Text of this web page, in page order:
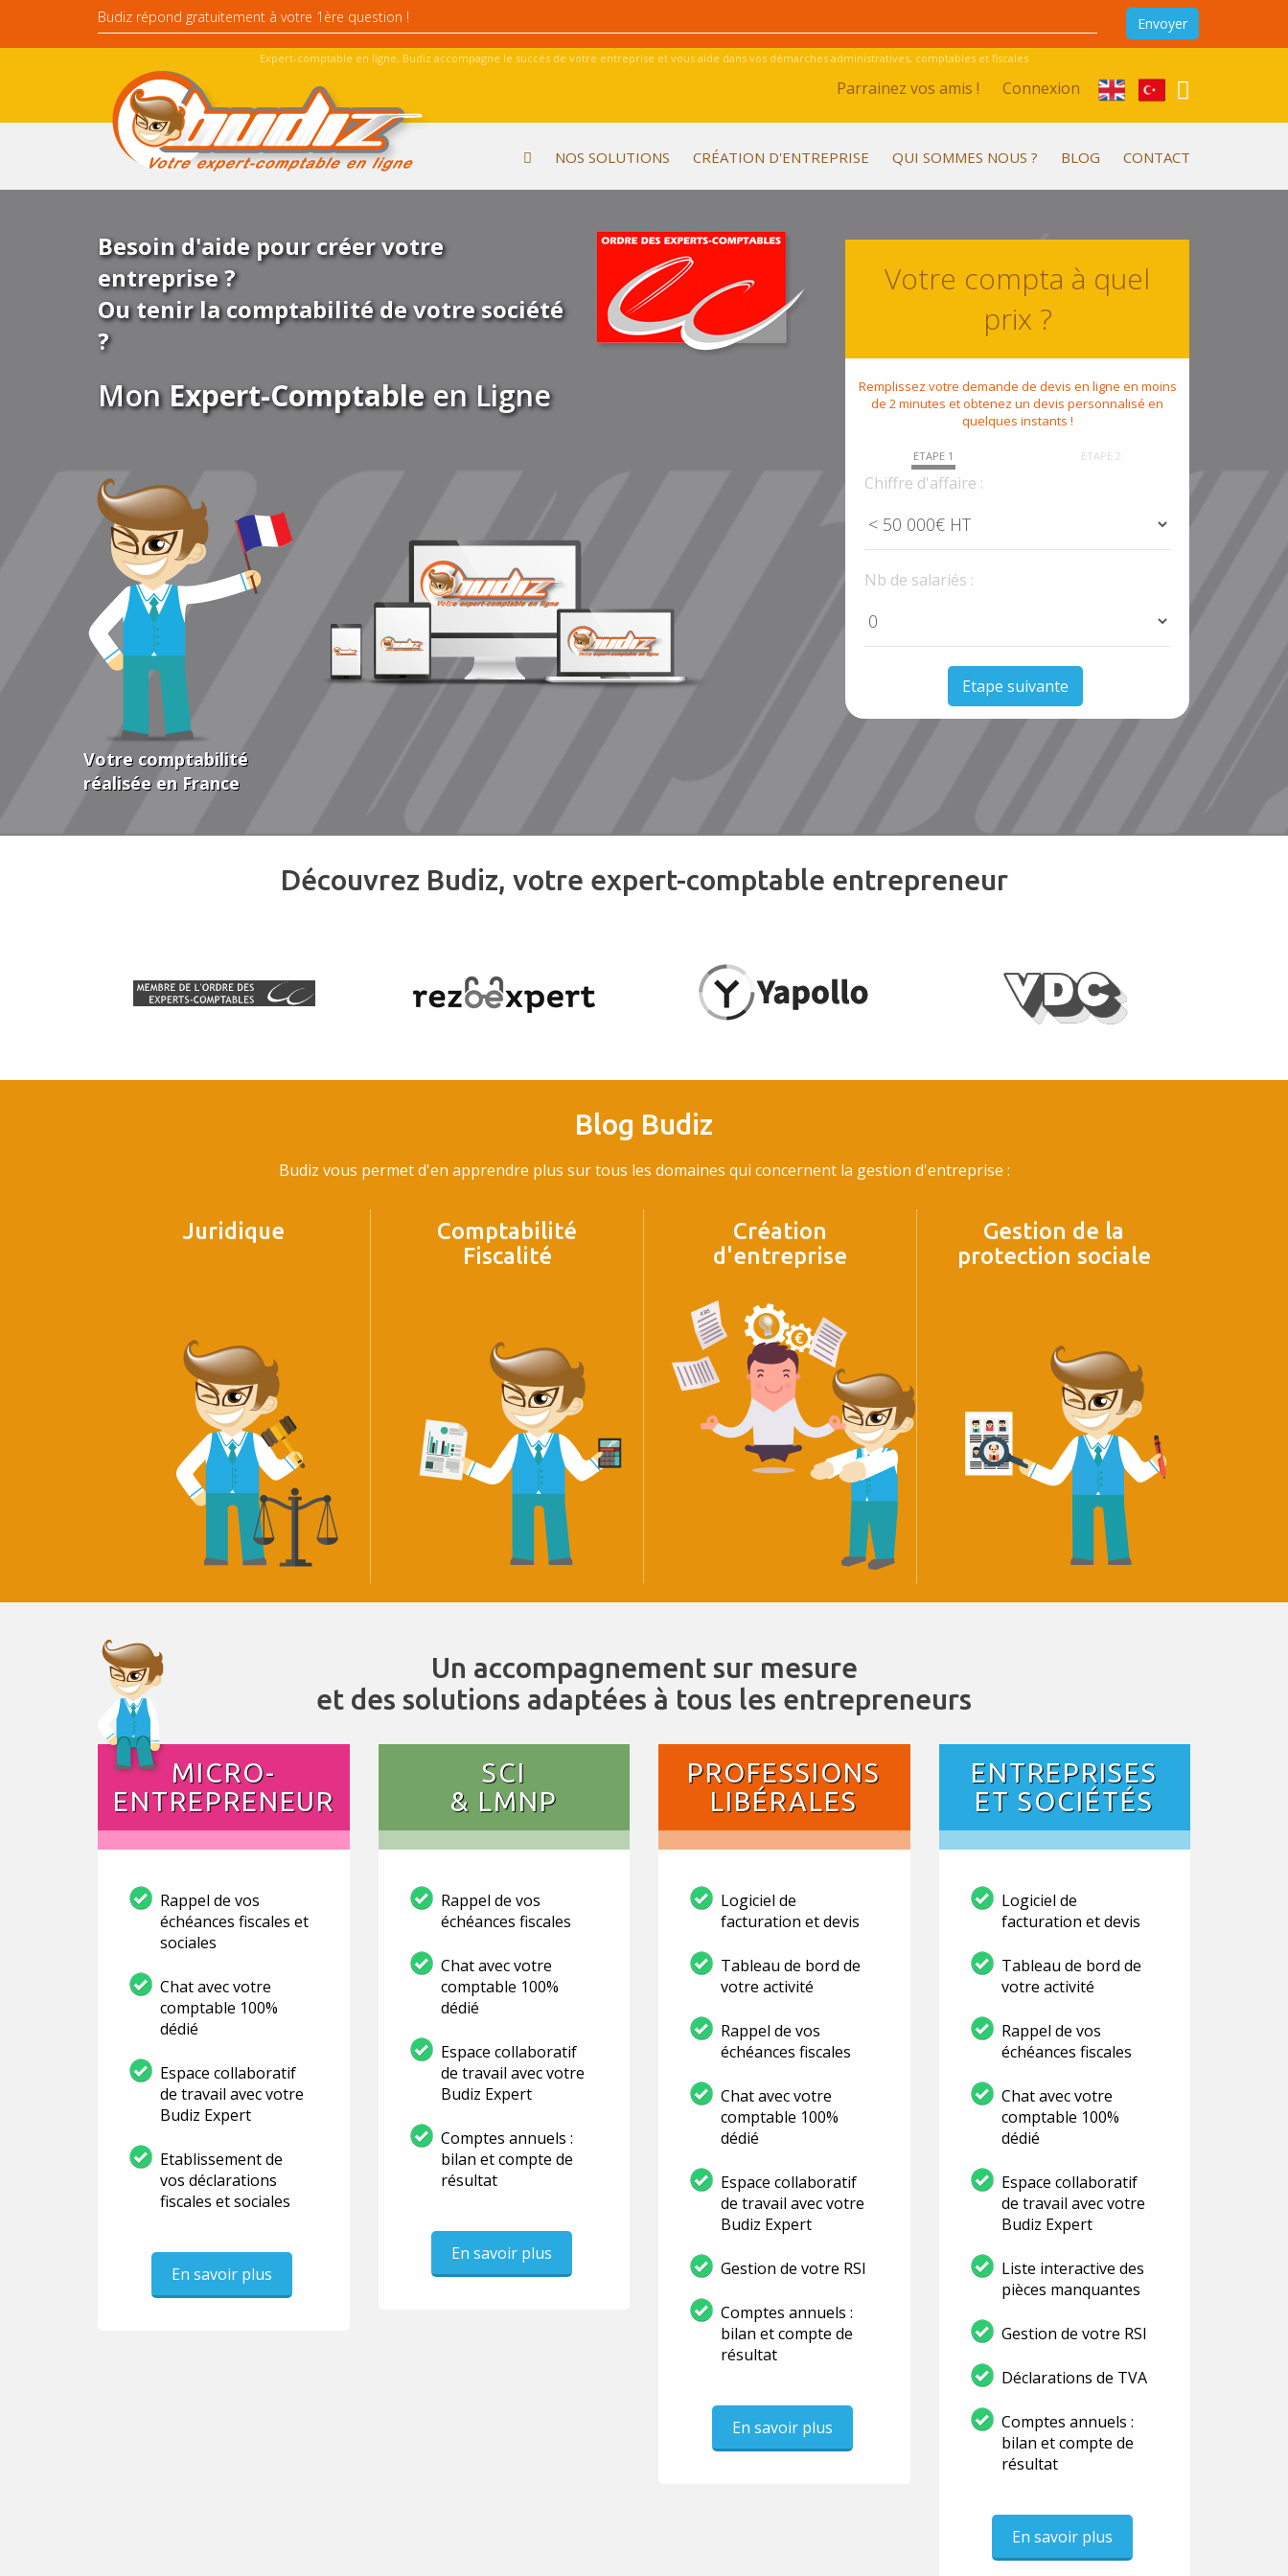
Expert-comptable en ligne, Budiz accompagne le succès de votre entreprise et vous aide dans vos démarches administratives, comptables et fiscales
Parrainez vos amis ! Connexion
NOS SOLUTIONS CRÉATION D'ENTREPRISE QUI SOMMES NOUS ? BLOG CONTACT
Besoin d'aide pour créer votre
entreprise ?
Ou tenir la comptabilité de votre société
?
Mon Expert-Comptableen Ligne
Votre comptabilité
réalisée en France
Votre compta à quel
prix ?
Remplissez votre demande de devis en ligne en moins
de 2 minutes et obtenez un devis personnalisé en
quelques instants !
ETAPE 1 ETAPE 2
Chiffre d'affaire :
Nb de salariés :
Etape suivante
Découvrez Budiz, votre expert-comptable entrepreneur
Blog Budiz
Budiz vous permet d'en apprendre plus sur tous les domaines qui concernent la gestion d'entreprise :
Juridique
Comptabilité
Fiscalité
Création
d'entreprise
Gestion de la
protection sociale
Un accompagnement sur mesure
et des solutions adaptées à tous les entrepreneurs
MICRO-
ENTREPRENEUR
Rappel de vos
échéances fiscales et
sociales
Chat avec votre
comptable 100%
dédié
Espace collaboratif
de travail avec votre
Budiz Expert
Etablissement de
vos déclarations
fiscales et sociales
En savoir plus
SCI
& LMNP
Rappel de vos
échéances fiscales
Chat avec votre
comptable 100%
dédié
Espace collaboratif
de travail avec votre
Budiz Expert
Comptes annuels :
bilan et compte de
résultat
En savoir plus
PROFESSIONS
LIBÉRALES
Logiciel de
facturation et devis
Tableau de bord de
votre activité
Rappel de vos
échéances fiscales
Chat avec votre
comptable 100%
dédié
Espace collaboratif
de travail avec votre
Budiz Expert
Gestion de votre RSI
Comptes annuels :
bilan et compte de
résultat
En savoir plus
ENTREPRISES
ET SOCIÉTÉS
Logiciel de
facturation et devis
Tableau de bord de
votre activité
Rappel de vos
échéances fiscales
Chat avec votre
comptable 100%
dédié
Espace collaboratif
de travail avec votre
Budiz Expert
Liste interactive des
pièces manquantes
Gestion de votre RSI
Déclarations de TVA
Comptes annuels :
bilan et compte de
résultat
En savoir plus